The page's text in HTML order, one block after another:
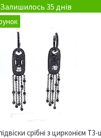
Залишилось 35 днів
срібні з цирконієм Т3-